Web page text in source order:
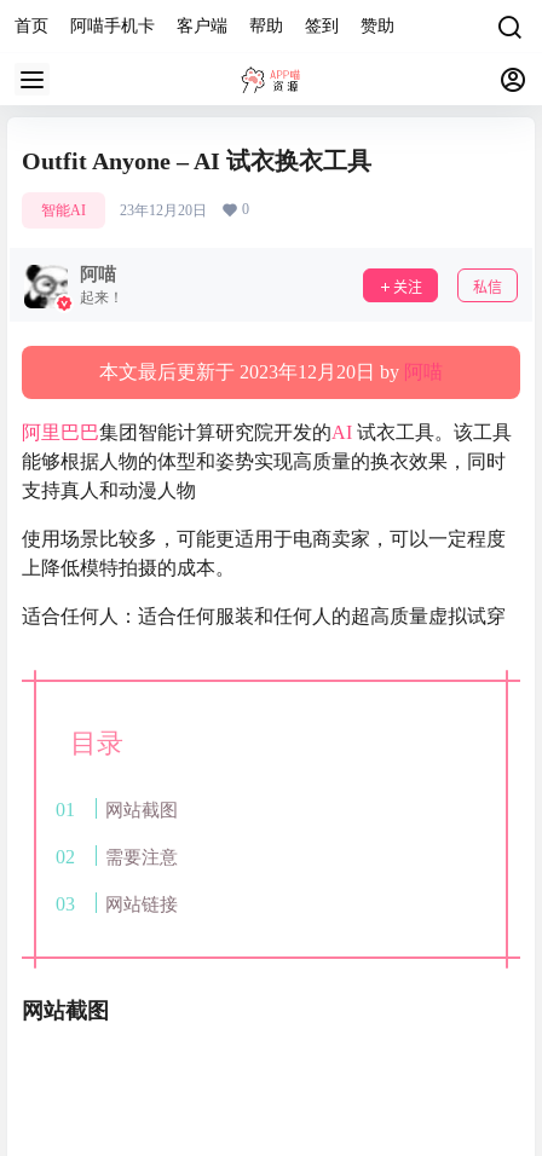
首页 阿喵手机卡 客户端 帮助 签到 赞助
Outfit Anyone – AI 试衣换衣工具
智能AI 23年12月20日 0
阿喵
起来！
关注 私信
本文最后更新于 2023年12月20日 by 阿喵
阿里巴巴集团智能计算研究院开发的AI 试衣工具。该工具
能够根据人物的体型和姿势实现高质量的换衣效果，同时
支持真人和动漫人物
使用场景比较多，可能更适用于电商卖家，可以一定程度
上降低模特拍摄的成本。
适合任何人：适合任何服装和任何人的超高质量虚拟试穿
目录
网站截图
需要注意
网站链接
网站截图